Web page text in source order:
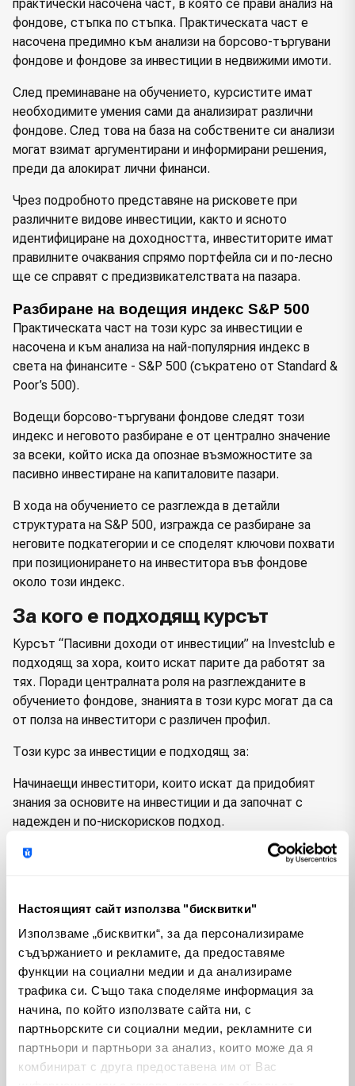
Настоящият сайт използва "бисквитки"
Използваме „бисквитки“, за да персонализираме
съдържанието и рекламите, да предоставяме
функции на социални медии и да анализираме
трафика си. Също така споделяме информация за
начина, по който използвате сайта ни, с
партньорските си социални медии, рекламните си
партньори и партньори за анализ, които може да я
комбинират с друга предоставена им от Вас
практически насочена част, в която се прави анализ на
фондове, стъпка по стъпка. Практическата част е
насочена предимно към анализи на борсово-търгувани
фондове и фондове за инвестиции в недвижими имоти.
След преминаване на обучението, курсистите имат
необходимите умения сами да анализират различни
фондове. След това на база на собствените си анализи
могат взимат аргументирани и информирани решения,
преди да алокират лични финанси.
Чрез подробното представяне на рисковете при
различните видове инвестиции, както и ясното
идентифициране на доходността, инвеститорите имат
правилните очаквания спрямо портфейла си и по-лесно
ще се справят с предизвикателствата на пазара.
Разбиране на водещия индекс S&P 500
Практическата част на този курс за инвестиции е
насочена и към анализа на най-популярния индекс в
света на финансите - S&P 500 (съкратено от Standard &
Poor’s 500).
Водещи борсово-търгувани фондове следят този
индекс и неговото разбиране е от централно значение
за всеки, който иска да опознае възможностите за
пасивно инвестиране на капиталовите пазари.
В хода на обучението се разглежда в детайли
структурата на S&P 500, изгражда се разбиране за
неговите подкатегории и се споделят ключови похвати
при позиционирането на инвеститора във фондове
около този индекс.
За кого е подходящ курсът
Курсът “Пасивни доходи от инвестиции” на Investclub е
подходящ за хора, които искат парите да работят за
тях. Поради централната роля на разглежданите в
обучението фондове, знанията в този курс могат да са
от полза на инвеститори с различен профил.
Този курс за инвестиции е подходящ за:
Начинаещи инвеститори, които искат да придобият
знания за основите на инвестиции и да започнат с
надежден и по-нискорисков подход.
Инвеститори с по-сериозен капитал, които търсят
Заети професионалисти, които искат да инвестират на
управление на своите инвестици.
Всеки, който иска да изгради инвестиционен портфейл,
базиран на доказани стратегии за пасивно инвестиране.
Какво ще научите от него
В курса “Пасивни доходи от инвестиции” не просто ще
разберете как работят фондовете, формиращи